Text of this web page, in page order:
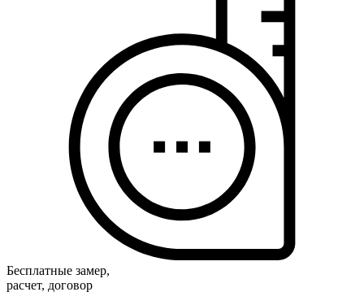
Бесплатные замер,
расчет, договор